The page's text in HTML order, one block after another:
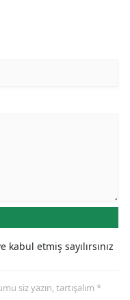
kabul etmiş sayılırsınız
siz yazın, tartışalım *